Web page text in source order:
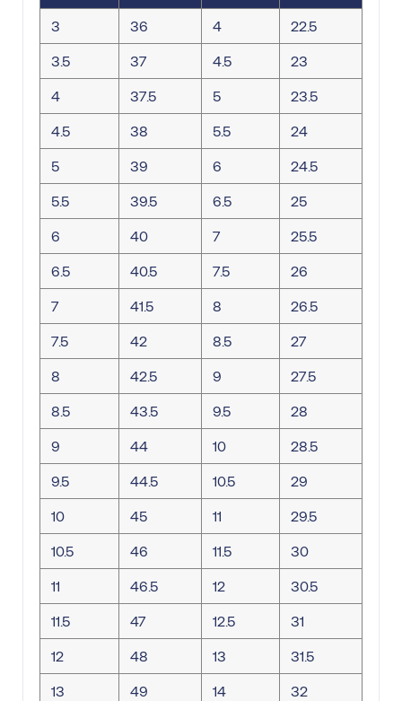
3 36 4 22.5
3.5 37 4.5 23
4 37.5 5 23.5
4.5 38 5.5 24
5 39 6 24.5
5.5 39.5 6.5 25
6 40 7 25.5
6.5 40.5 7.5 26
7 41.5 8 26.5
7.5 42 8.5 27
8 42.5 9 27.5
8.5 43.5 9.5 28
9 44 10 28.5
9.5 44.5 10.5 29
10 45 11 29.5
10.5 46 11.5 30
11 46.5 12 30.5
11.5 47 12.5 31
12 48 13 31.5
13 49 14 32